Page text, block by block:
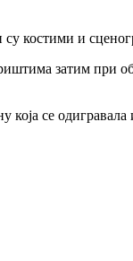
костими и
затим при
која се